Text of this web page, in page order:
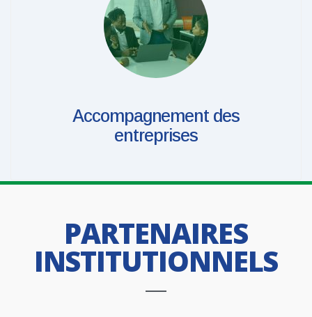
Accompagnement des
entreprises
PARTENAIRES
INSTITUTIONNELS